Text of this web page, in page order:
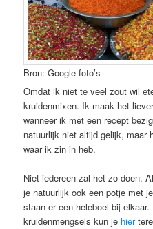
Bron: Google foto’s
Omdat ik niet te veel zout wil
kruidenmixen. Ik maak het
wanneer ik met een recept
natuurlijk niet altijd gelijk, maar
waar ik zin in heb.
Niet iedereen zal het zo doen.
je natuurlijk ook een potje met
staan er een heleboel bij
kruidenmengsels kun je hier